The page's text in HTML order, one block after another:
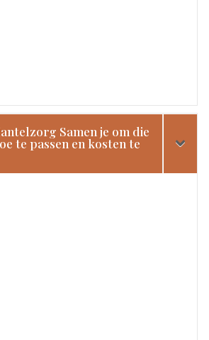
Samen je om die
te passen en kosten te